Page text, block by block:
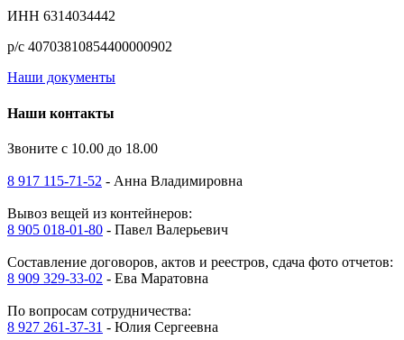
ИНН 6314034442
р/с 40703810854400000902
Наши документы
Наши контакты
Звоните с 10.00 до 18.00
8 917 115-71-52 - Анна Владимировна
Вывоз вещей из контейнеров:
8 905 018-01-80 - Павел Валерьевич
Составление договоров, актов и реестров, сдача фото отчетов:
8 909 329-33-02 - Ева Маратовна
По вопросам сотрудничества:
8 927 261-37-31 - Юлия Сергеевна